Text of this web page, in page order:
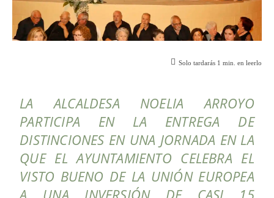
Solo tardarás 1 min. en leerlo
LA ALCALDESA NOELIA ARROYO
PARTICIPA EN LA ENTREGA DE
DISTINCIONES EN UNA JORNADA EN LA
QUE EL AYUNTAMIENTO CELEBRA EL
VISTO BUENO DE LA UNIÓN EUROPEA